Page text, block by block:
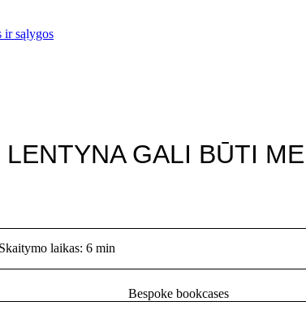
ir sąlygos
GALI BŪTI
Skaitymo laikas: 6 min